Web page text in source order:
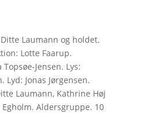
Laumann og holdet.
Lotte Faarup.
Jensen. Lys:
Lyd: Jonas Jørgensen.
Laumann, Kathrine Høj
Aldersgruppe. 10